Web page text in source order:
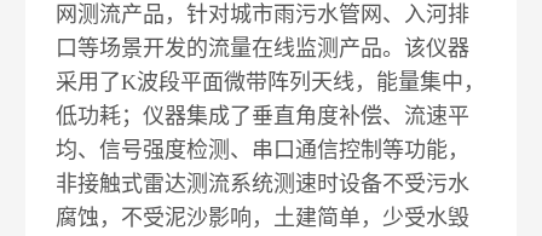
网测流产品，针对城市雨污水管网、入河排
口等场景开发的流量在线监测产品。该仪器
采用了K波段平面微带阵列天线，能量集中，
低功耗；仪器集成了垂直角度补偿、流速平
均、信号强度检测、串口通信控制等功能，
非接触式雷达测流系统测速时设备不受污水
腐蚀，不受泥沙影响，土建简单，少受水毁